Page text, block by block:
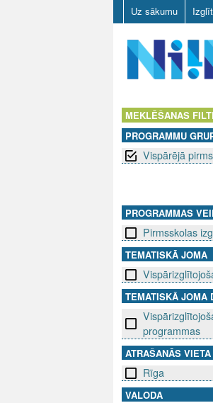
Uz sākumu
V
MEKLĒŠANAS
PROGRAMMU
Vispārējā
PROGRAMMAS
Pirmsskolas
TEMATISKĀ JOMA
TEMATISKĀ JOMA
programmas
ATRAŠANĀS VIETA
Rīga
VALODA